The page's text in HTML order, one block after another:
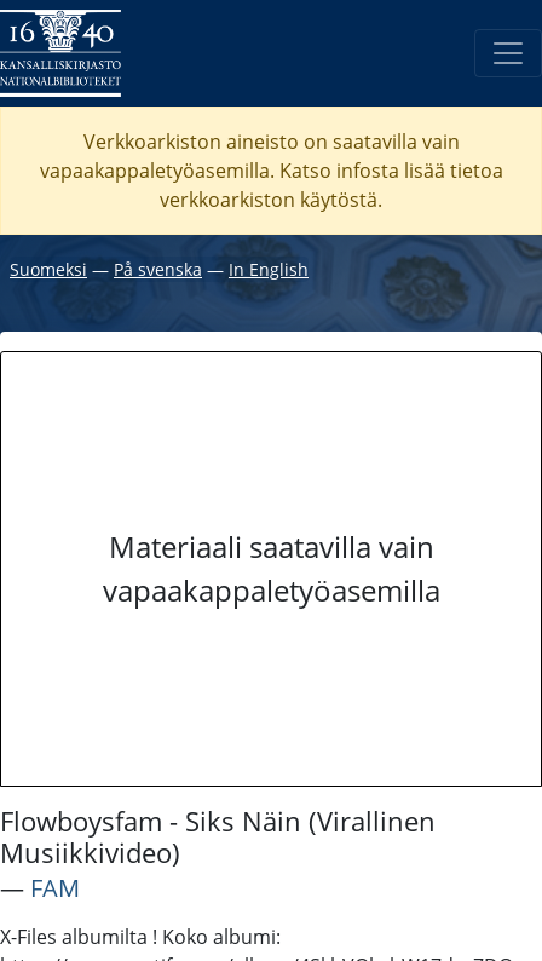
Verkkoarkiston aineisto on saatavilla vain
vapaakappaletyöasemilla. Katso infosta lisää tietoa
verkkoarkiston käytöstä.
Suomeksi ― På svenska ― In English
Materiaali saatavilla vain
vapaakappaletyöasemilla
Flowboysfam - Siks Näin (Virallinen
Musiikkivideo)
― FAM
X-Files albumilta ! Koko albumi: